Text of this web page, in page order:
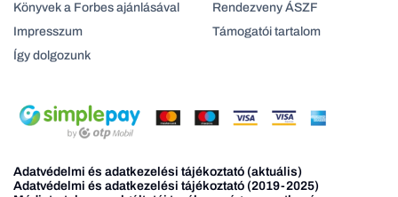
Könyvek a Forbes ajánlásával
Impresszum
Így dolgozunk
Rendezveny ÁSZF
Támogatói tartalom
Adatvédelmi és adatkezelési tájékoztató (aktuális)
Adatvédelmi és adatkezelési tájékoztató (2019-2025)